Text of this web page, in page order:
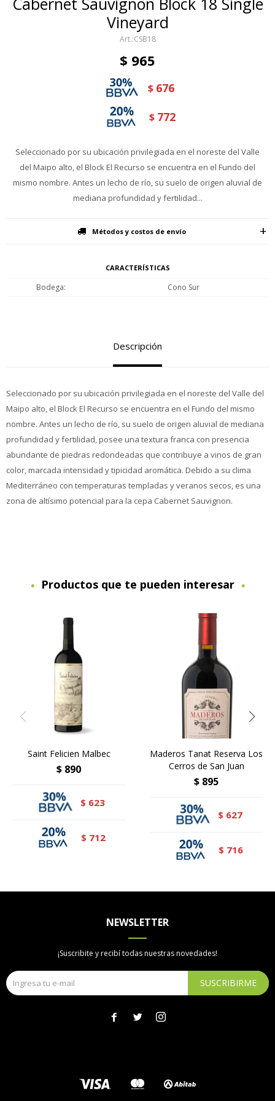
Vineyard
CSB18
$ 965
$ 676
$ 772
Seleccionado por su ubicación privilegiada en el noreste del Valle
del Maipo alto, el Block El Recurso se encuentra en el Fundo del
mismo nombre. Antes un lecho de rí­o, su suelo de origen aluvial de
mediana profundidad y fertilidad...
Métodos y costos de envío
CARACTERÍSTICAS
Bodega Cono Sur
Descripción
Seleccionado por su ubicación privilegiada en el noreste del Valle del
Maipo alto, el Block El Recurso se encuentra en el Fundo del mismo
nombre. Antes un lecho de rí­o, su suelo de origen aluvial de mediana
profundidad y fertilidad, posee una textura franca con presencia
abundante de piedras redondeadas que contribuye a vinos de gran
color, marcada intensidad y tipicidad aromática. Debido a su clima
Mediterráneo con temperaturas templadas y veranos secos, es una
zona de altí­simo potencial para la cepa Cabernet Sauvignon.
Productos que te pueden interesar
Saint Felicien Malbec
$ 890
$ 623
$ 712
Maderos Tanat Reserva Los
Cerros de San Juan
$ 895
$ 627
$ 716
NEWSLETTER
¡Suscribite y recibí todas nuestras novedades!
SUSCRIBIRME
  